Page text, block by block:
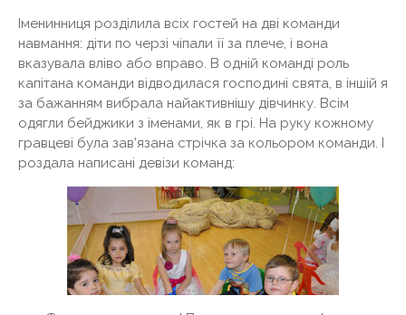
Іменинниця розділила всіх гостей на дві команди
навмання: діти по черзі чіпали її за плече, і вона
вказувала вліво або вправо. В одній команді роль
капітана команди відводилася господині свята, в іншій я
за бажанням вибрала найактивнішу дівчинку. Всім
одягли бейджики з іменами, як в грі. На руку кожному
гравцеві була зав'язана стрічка за кольором команди. І
роздала написані девізи команд: